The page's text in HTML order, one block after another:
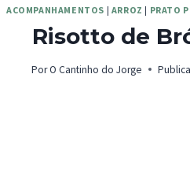
ACOMPANHAMENTOS | ARROZ | PRATO
Risotto de
Por O Cantinho do Jorge